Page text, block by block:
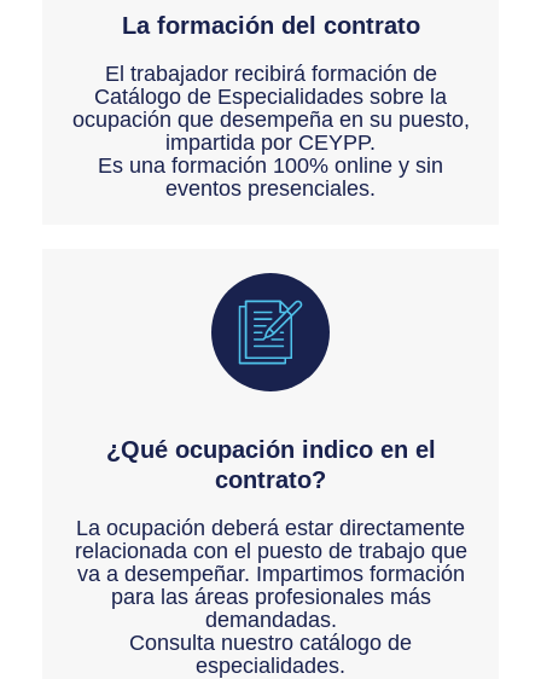
La formación del contrato
El trabajador recibirá formación de
Catálogo de Especialidades sobre la
ocupación que desempeña en su puesto,
impartida por CEYPP.
Es una formación 100% online y sin
eventos presenciales.
¿Qué ocupación indico en el
contrato?
La ocupación deberá estar directamente
relacionada con el puesto de trabajo que
va a desempeñar. Impartimos formación
para las áreas profesionales más
demandadas.
Consulta nuestro catálogo de
especialidades.